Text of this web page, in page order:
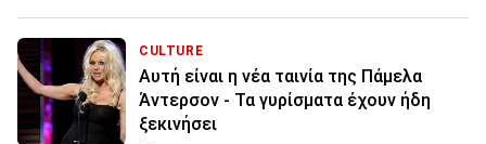
CULTURE
Αυτή είναι η νέα ταινία της Πάμελα
Άντερσον - Τα γυρίσματα έχουν ήδη
ξεκινήσει